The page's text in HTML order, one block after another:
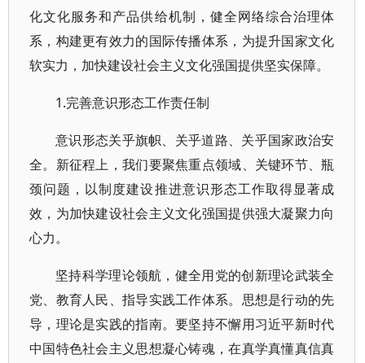
化文化服务和产品供给机制，健全网络综合治理体
系，构建更有效力的国际传播体系，为提升国家文化
软实力，加快建设社会主义文化强国提供坚实保障。
1.完善意识形态工作责任制
意识形态关乎旗帜、关乎道路、关乎国家政治安
全。新征程上，我们要聚焦重点领域、关键环节、瓶
颈问题，以制度建设推进意识形态工作取得显著成
效，为加快建设社会主义文化强国提供强大凝聚力向
心力。
坚持科学理论领航，健全用党的创新理论武装全
党、教育人民、指导实践工作体系。思想是行动的先
导，理论是实践的指南。要坚持不懈用习近平新时代
中国特色社会主义思想凝心铸魂，在真学真懂真信真